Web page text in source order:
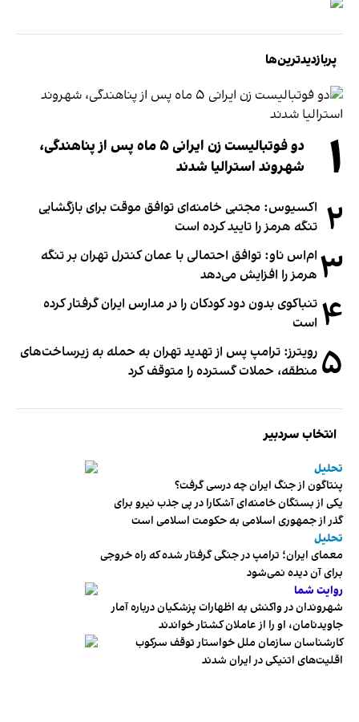
پربازدیدترین‌ها
۱
دو فوتبالیست زن ایرانی ۵ ماه پس از پناهندگی،
شهروند استرالیا شدند
۲ اکسیوس: مجتبی خامنه‌ای توافق موقت برای بازگشایی
تنگه هرمز را تایید کرده است
۳ ام‌اس ناو: توافق احتمالی با عمان کنترل تهران بر تنگه
هرمز را افزایش می‌دهد
۴ تنباکوی بدون دود کودکان را در مدارس ایران گرفتار کرده
است
۵ رویترز: ترامپ پس از تهدید تهران به حمله به زیرساخت‌های
منطقه، حملات گسترده را متوقف کرد
انتخاب سردبیر
تحلیل
پنتاگون از جنگ ایران چه درسی گرفت؟
یکی از بستگان خامنه‌ای آشکارا در پی جذب نیرو برای
گذر از جمهوری اسلامی به حکومت اسلامی است
تحلیل
معمای ایران؛ ترامپ در جنگی گرفتار شده که راه خروجی
برای آن دیده نمی‌شود
روایت شما
شهروندان در واکنش به اظهارات پزشکیان درباره آمار
جاویدنامان، او را از عاملان کشتار خواندند
کارشناسان سازمان ملل خواستار توقف سرکوب
اقلیت‌های اتنیکی در ایران شدند